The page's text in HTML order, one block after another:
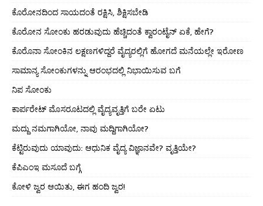
ಕೊರೋನದಿಂದ ಸಾಯದಂತೆ ರಕ್ಷಿಸಿ, ಶಿಕ್ಷಿಸಬೇಡಿ
ಕೊರೋನ ಸೋಂಕು ಹರಡುವುದು ಹೆಚ್ಚಿದಂತೆ ಕ್ವಾರಂಟೈನ್ ಏಕೆ, ಹೇಗೆ?
ಕೊರೊನಾ ಸೋಂಕಿನ ಲಕ್ಷಣಗಳಿದ್ದರೆ ವೈದ್ಯರಲ್ಲಿಗೆ ಹೋಗದೆ ಮನೆಯಲ್ಲೇ ಇರೋಣ
ಸಾಮಾನ್ಯ ಸೋಂಕುಗಳನ್ನು ಆರಂಭದಲ್ಲಿ ನಿಭಾಯಿಸುವ ಬಗೆ
ನಿಪ ಸೋಂಕು
ಕಾರ್ಪರೇಟ್ ಮೊಸರೂಟದಲ್ಲಿ ವೈದ್ಯವೃತ್ತಿಗೆ ಬರೇ ಏಟು
ಮದ್ದು ನಮಗಾಗಿಯೋ, ನಾವು ಮದ್ದಿಗಾಗಿಯೋ?
ಕೆಟ್ಟಿರುವುದು ಯಾವುದು: ಆಧುನಿಕ ವೈದ್ಯ ವಿಜ್ಞಾನವೇ? ವೃತ್ತಿಯೇ?
ಕೆಪಿಎಂಇ ಮಸೂದೆ ಬಗ್ಗೆ
ಕೋಳಿ ಜ್ವರ ಆಯಿತು, ಈಗ ಹಂದಿ ಜ್ವರ!